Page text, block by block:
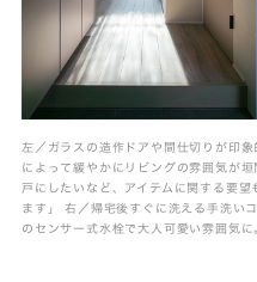
左／ガラスの造作ドアや間仕切りが印
によって緩やかにリビングの雰囲気が
戸にしたいなど、アイテムに関する要
ます」 右／帰宅後すぐに洗える手洗い
のセンサー式水栓で大人可愛い雰囲気に